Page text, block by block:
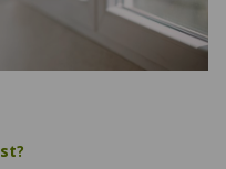
narzędzi
wRegulaminie